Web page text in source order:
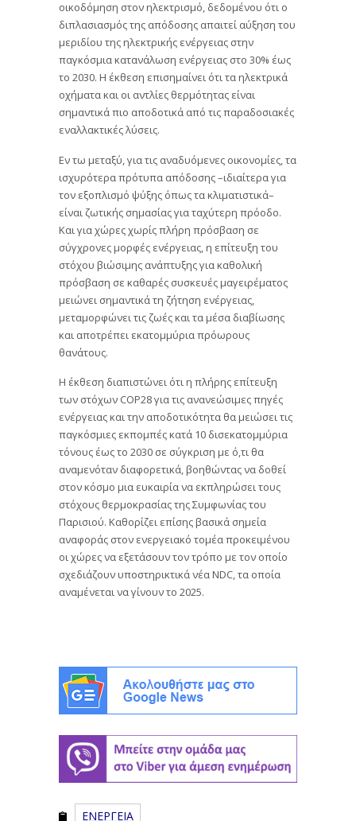
οικοδόμηση στον ηλεκτρισμό, δεδομένου ότι ο
διπλασιασμός της απόδοσης απαιτεί αύξηση του
μεριδίου της ηλεκτρικής ενέργειας στην
παγκόσμια κατανάλωση ενέργειας στο 30% έως
το 2030. Η έκθεση επισημαίνει ότι τα ηλεκτρικά
οχήματα και οι αντλίες θερμότητας είναι
σημαντικά πιο αποδοτικά από τις παραδοσιακές
εναλλακτικές λύσεις.
Εν τω μεταξύ, για τις αναδυόμενες οικονομίες, τα
ισχυρότερα πρότυπα απόδοσης –ιδιαίτερα για
τον εξοπλισμό ψύξης όπως τα κλιματιστικά–
είναι ζωτικής σημασίας για ταχύτερη πρόοδο.
Και για χώρες χωρίς πλήρη πρόσβαση σε
σύγχρονες μορφές ενέργειας, η επίτευξη του
στόχου βιώσιμης ανάπτυξης για καθολική
πρόσβαση σε καθαρές συσκευές μαγειρέματος
μειώνει σημαντικά τη ζήτηση ενέργειας,
μεταμορφώνει τις ζωές και τα μέσα διαβίωσης
και αποτρέπει εκατομμύρια πρόωρους
θανάτους.
Η έκθεση διαπιστώνει ότι η πλήρης επίτευξη
των στόχων COP28 για τις ανανεώσιμες πηγές
ενέργειας και την αποδοτικότητα θα μειώσει τις
παγκόσμιες εκπομπές κατά 10 δισεκατομμύρια
τόνους έως το 2030 σε σύγκριση με ό,τι θα
αναμενόταν διαφορετικά, βοηθώντας να δοθεί
στον κόσμο μια ευκαιρία να εκπληρώσει τους
στόχους θερμοκρασίας της Συμφωνίας του
Παρισιού. Καθορίζει επίσης βασικά σημεία
αναφοράς στον ενεργειακό τομέα προκειμένου
οι χώρες να εξετάσουν τον τρόπο με τον οποίο
σχεδιάζουν υποστηρικτικά νέα NDC, τα οποία
αναμένεται να γίνουν το 2025.
ΕΝΕΡΓΕΙΑ